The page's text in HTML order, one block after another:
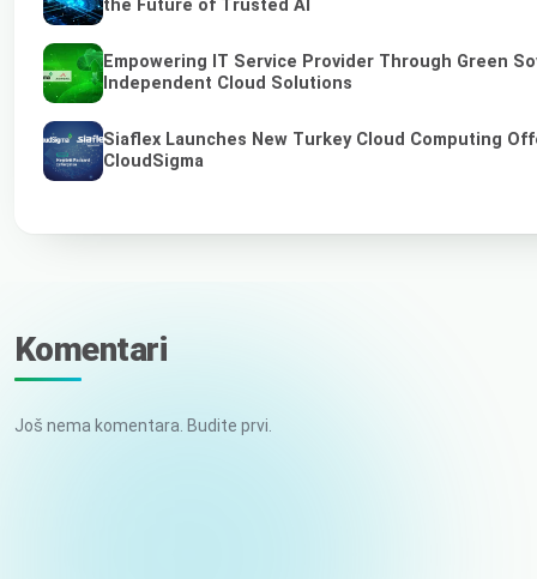
the Future of Trusted AI
Empowering IT Service Provider Through Green
Independent Cloud Solutions
Siaflex Launches New Turkey Cloud Computing
CloudSigma
Komentari
Još nema komentara. Budite prvi.